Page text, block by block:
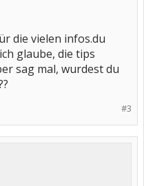
die vielen infos.du
glaube, die tips
sag mal, wurdest du
#3